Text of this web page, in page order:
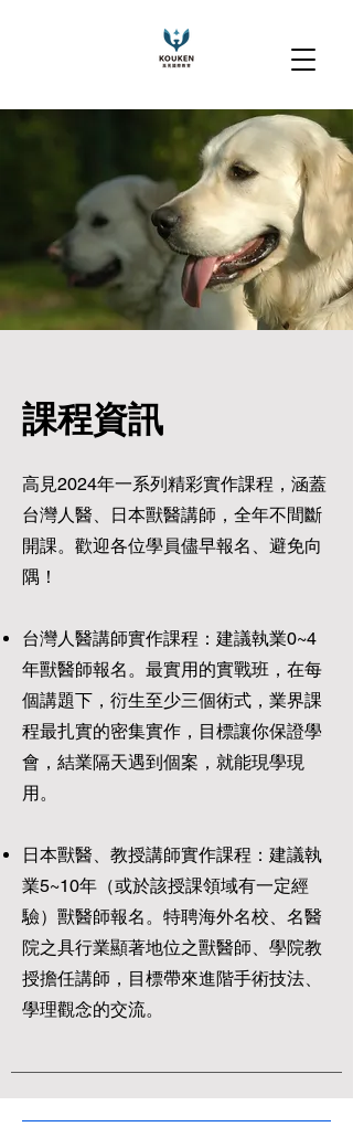
​課程資訊
高見2024年一系列精彩實作課程，涵蓋
台灣人醫、日本獸醫講師，全年不間斷
開課。歡迎各位學員儘早報名、避免向
隅！
台灣人醫講師實作課程：建議執業0~4
年獸醫師報名。最實用的實戰班，在每
個講題下，衍生至少三個術式，業界課
程最扎實的密集實作，目標讓你保證學
會，結業隔天遇到個案，就能現學現
用。
日本獸醫、教授講師實作課程：建議執
業5~10年（或於該授課領域有一定經
驗）獸醫師報名。特聘海外名校、名醫
院之具行業顯著地位之獸醫師、學院教
授擔任講師，目標帶來進階手術技法、
學理觀念的交流。